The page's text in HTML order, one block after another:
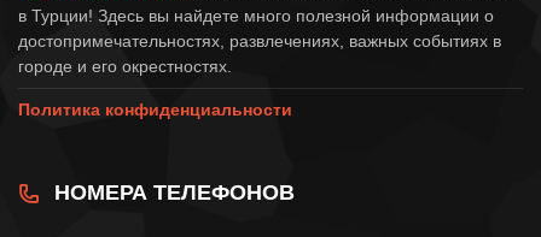
в Турции! Здесь вы найдете много полезной информации о
достопримечательностях, развлечениях, важных событиях в
городе и его окрестностях.
Политика конфиденциальности
НОМЕРА ТЕЛЕФОНОВ